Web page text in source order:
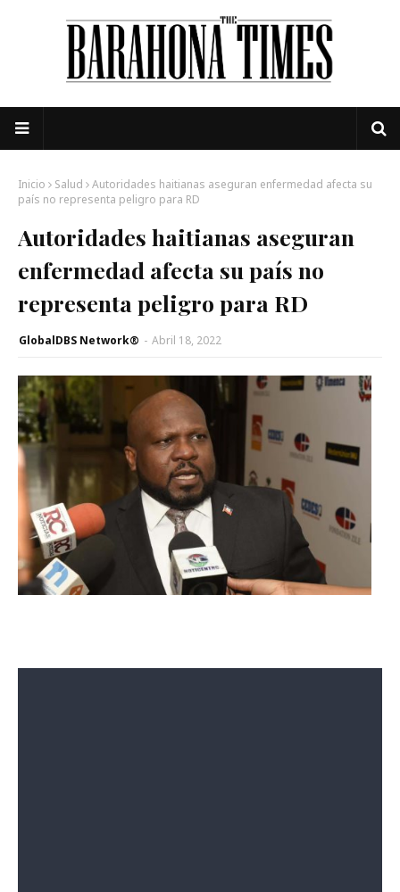
Inicio Salud
Autoridades haitianas aseguran enfermedad afecta su
país no representa peligro para RD
Autoridades haitianas aseguran
enfermedad afecta su país no
representa peligro para RD
GlobalDBS Network® - Abril 18, 2022